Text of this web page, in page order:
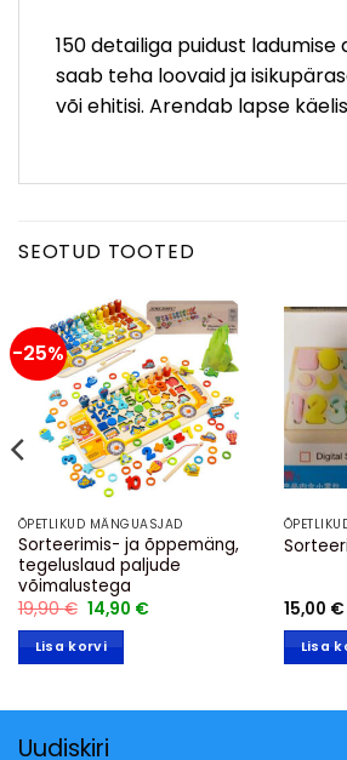
150 detailiga puidust ladumise
saab teha loovaid ja
või ehitisi. Arendab lapse
SEOTUD TOOTED
-25%
ÕPETLIKUD MÄNGUASJAD
Sorteerimis- ja õppemäng,
tegeluslaud paljude
võimalustega
19,90€ Algne
hind
oli:
19,90 €.
14,90 €Praegune
Lisa korvi
15,00 €
Lisa
Uudiskiri